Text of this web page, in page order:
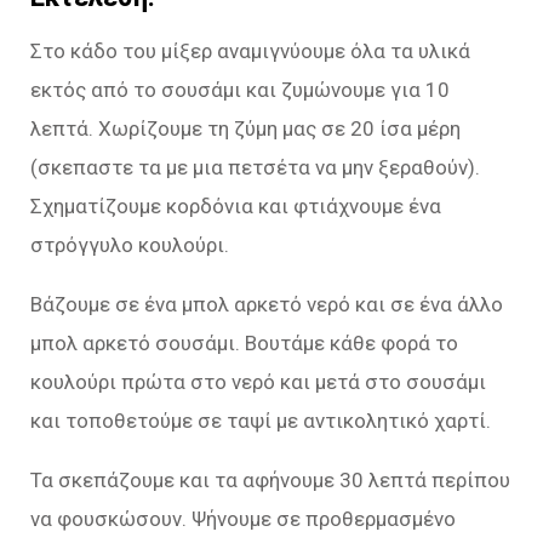
Στο κάδο του μίξερ αναμιγνύουμε όλα τα υλικά
εκτός από το σουσάμι και ζυμώνουμε για 10
λεπτά. Χωρίζουμε τη ζύμη μας σε 20 ίσα μέρη
(σκεπαστε τα με μια πετσέτα να μην ξεραθούν).
Σχηματίζουμε κορδόνια και φτιάχνουμε ένα
στρόγγυλο κουλούρι.
Βάζουμε σε ένα μπολ αρκετό νερό και σε ένα άλλο
μπολ αρκετό σουσάμι. Βουτάμε κάθε φορά το
κουλούρι πρώτα στο νερό και μετά στο σουσάμι
και τοποθετούμε σε ταψί με αντικολητικό χαρτί.
Τα σκεπάζουμε και τα αφήνουμε 30 λεπτά περίπου
να φουσκώσουν. Ψήνουμε σε προθερμασμένο